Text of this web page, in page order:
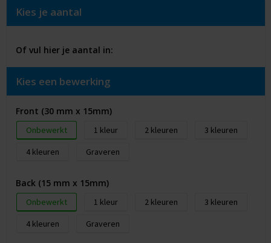
Kies je aantal
Of vul hier je aantal in:
Kies een bewerking
Front (30 mm x 15mm)
Onbewerkt 1 2
3
4
Graveren
Back (15 mm x 15mm)
Onbewerkt 1 2
3
4
Graveren